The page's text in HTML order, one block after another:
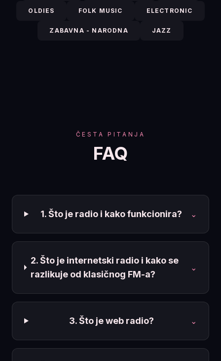
OLDIES FOLK MUSIC ELECTRONIC
ZABAVNA - NARODNA JAZZ
ČESTA PITANJA
FAQ
1. Što je radio i kako funkcionira? ⌄
2. Što je internetski radio i kako se
razlikuje od klasičnog FM-a?
⌄
3. Što je web radio? ⌄